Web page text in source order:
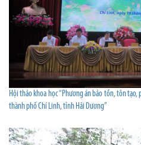
Hội thảo khoa học “Phương án bảo tồn, tôn
thành phố Chí Linh, tỉnh Hải Dương”